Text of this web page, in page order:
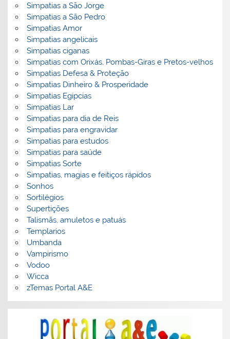
Simpatias a São Jorge
Simpatias a São Pedro
Simpatias Amor
Simpatias angelicais
Simpatias ciganas
Simpatias com Orixás, Pombas-Giras e Pretos-velhos
Simpatias Defesa & Proteção
Simpatias Dinheiro & Prosperidade
Simpatias Egipcias
Simpatias Lar
Simpatias para dia de Reis
Simpatias para engravidar
Simpatias para estudos
Simpatias para saúde
Simpatias Sorte
Simpatias, magias e feitiços rápidos
Sonhos
Sortilégios
Supertições
Talismãs, amuletos e patuás
Templarios
Umbanda
Vampirismo
Vodoo
Wicca
zTemas Portal A&E